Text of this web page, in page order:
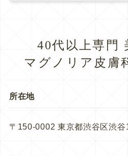
40代以上専門
マグノリア皮膚
所在地
〒150-0002 東京都渋谷区渋